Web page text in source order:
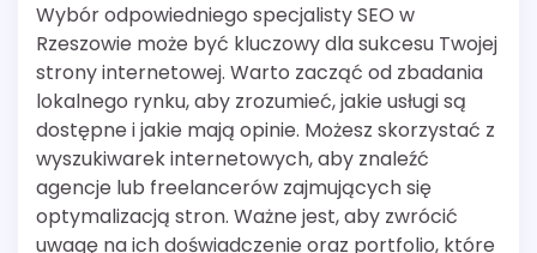
Wybór odpowiedniego specjalisty SEO w
Rzeszowie może być kluczowy dla sukcesu Twojej
strony internetowej. Warto zacząć od zbadania
lokalnego rynku, aby zrozumieć, jakie usługi są
dostępne i jakie mają opinie. Możesz skorzystać z
wyszukiwarek internetowych, aby znaleźć
agencje lub freelancerów zajmujących się
optymalizacją stron. Ważne jest, aby zwrócić
uwagę na ich doświadczenie oraz portfolio, które